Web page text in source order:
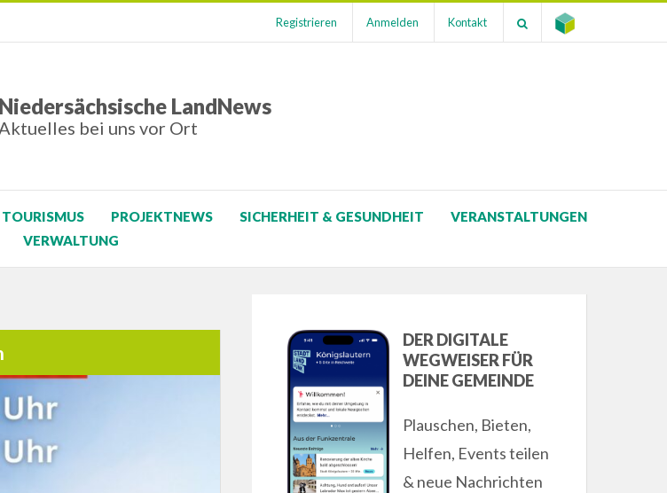
Registrieren Anmelden Kontakt
Niedersächsische LandNews
bei uns vor Ort
PROJEKTNEWS SICHERHEIT & GESUNDHEIT
VERANSTALTUNGEN
VERWALTUNG
DER DIGITALE
WEGWEISER FÜR
DEINE GEMEINDE
Plauschen, Bieten,
Helfen, Events teilen
& neue Nachrichten